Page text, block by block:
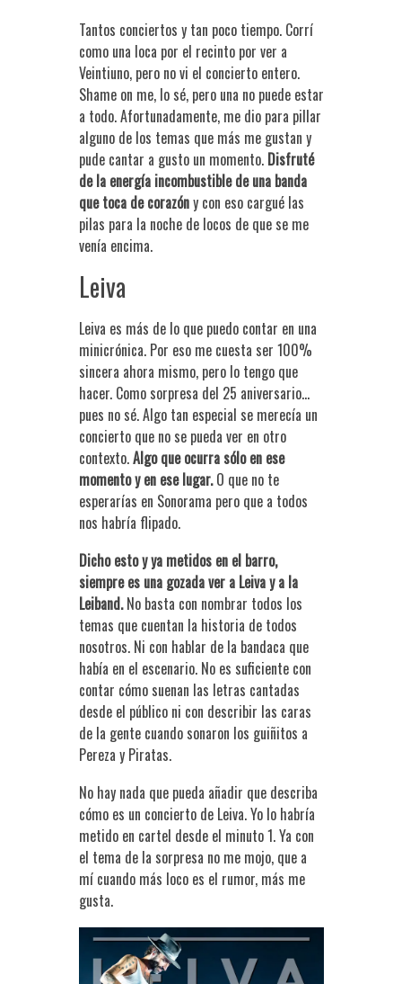
Tantos conciertos y tan poco tiempo. Corrí
como una loca por el recinto por ver a
Veintiuno, pero no vi el concierto entero.
Shame on me, lo sé, pero una no puede estar
a todo. Afortunadamente, me dio para pillar
alguno de los temas que más me gustan y
pude cantar a gusto un momento. Disfruté
de la energía incombustible de una banda
que toca de corazóny con eso cargué las
pilas para la noche de locos de que se me
venía encima.
Leiva
Leiva es más de lo que puedo contar en una
minicrónica. Por eso me cuesta ser 100%
sincera ahora mismo, pero lo tengo que
hacer. Como sorpresa del 25 aniversario…
pues no sé. Algo tan especial se merecía un
concierto que no se pueda ver en otro
contexto.Algo que ocurra sólo en ese
momento y en ese lugar.O que no te
esperarías en Sonorama pero que a todos
nos habría flipado.
Dicho esto y ya metidos en el barro,
siempre es una gozada ver a Leiva y a la
Leiband.No basta con nombrar todos los
temas que cuentan la historia de todos
nosotros. Ni con hablar de la bandaca que
había en el escenario. No es suficiente con
contar cómo suenan las letras cantadas
desde el público ni con describir las caras
de la gente cuando sonaron los guiñitos a
Pereza y Piratas.
No hay nada que pueda añadir que describa
cómo es un concierto de Leiva. Yo lo habría
metido en cartel desde el minuto 1. Ya con
el tema de la sorpresa no me mojo, que a
mí cuando más loco es el rumor, más me
gusta.